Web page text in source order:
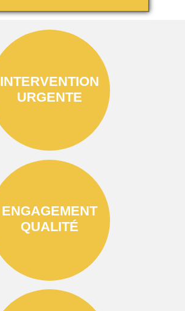
INTERVENTION
URGENTE
ENGAGEMENT
QUALITÉ